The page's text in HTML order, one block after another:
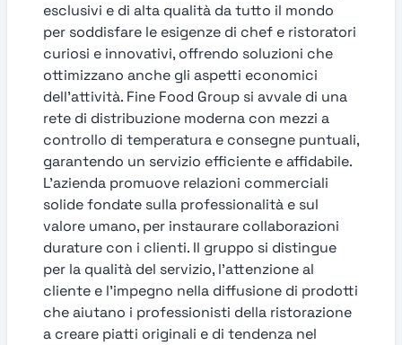
esclusivi e di alta qualità da tutto il mondo
per soddisfare le esigenze di chef e ristoratori
curiosi e innovativi, offrendo soluzioni che
ottimizzano anche gli aspetti economici
dell’attività. Fine Food Group si avvale di una
rete di distribuzione moderna con mezzi a
controllo di temperatura e consegne puntuali,
garantendo un servizio efficiente e affidabile.
L’azienda promuove relazioni commerciali
solide fondate sulla professionalità e sul
valore umano, per instaurare collaborazioni
durature con i clienti. Il gruppo si distingue
per la qualità del servizio, l’attenzione al
cliente e l’impegno nella diffusione di prodotti
che aiutano i professionisti della ristorazione
a creare piatti originali e di tendenza nel